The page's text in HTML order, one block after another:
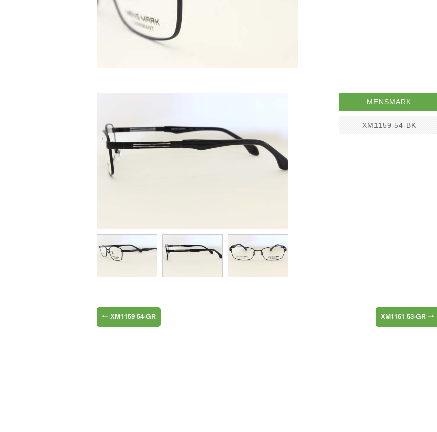
MENSMARK
XM1159 54-BK
← XM1159 54-GR XM1161 53-GR →